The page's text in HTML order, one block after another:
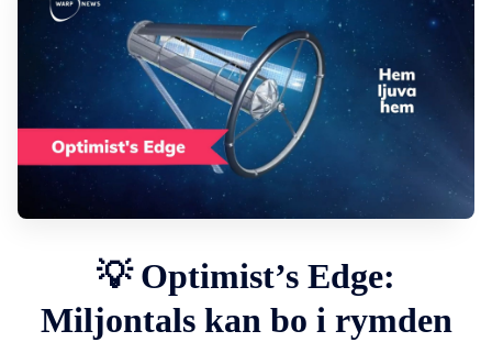
💡 Optimist’s Edge:
Miljontals kan bo i rymden